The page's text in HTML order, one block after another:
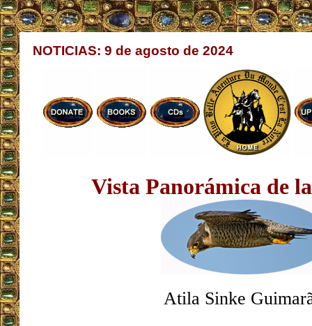
NOTICIAS: 9 de agosto de 2024
Vista Panorámica de
Atila Sinke